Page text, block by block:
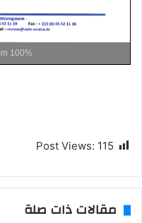
100%
Post Views: 115
مقالات ذات صلة